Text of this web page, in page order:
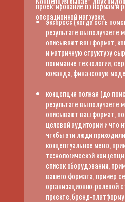
проектирование по нормам и
операционной нагрузки.
экспресс (когда есть
результате вы получаете
описывают ваш формат,
и матричную структуру
понимание технологии,
команда, финансовую
концепция полная (до
результате вы получаете
описывают ваш формат,
целевой аудитории и что
чтобы эти люди
концептуальное меню,
технологической
список оборудования,
вашего формата, пример
организационно-ролевой
проекте, бренд-
ИНСТАГРАМ АНТОНИНЫ